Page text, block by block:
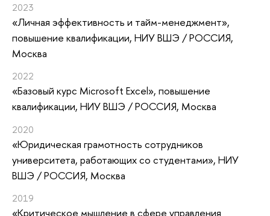
2023
«Личная эффективность и тайм-менеджмент»,
повышение квалификации, НИУ ВШЭ / РОССИЯ,
Москва
2022
«Базовый курс Microsoft Excel», повышение
квалификации, НИУ ВШЭ / РОССИЯ, Москва
2020
«Юридическая грамотность сотрудников
университета, работающих со студентами», НИУ
ВШЭ / РОССИЯ, Москва
2019
«Критическое мышление в сфере управления